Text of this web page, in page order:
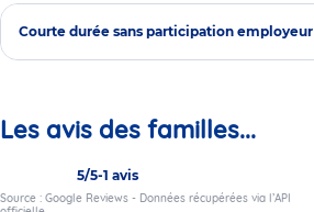
Courte durée sans participation employeur
Les avis des familles...
5/5-1 avis
Source : Google Reviews - Données récupérées via l’API